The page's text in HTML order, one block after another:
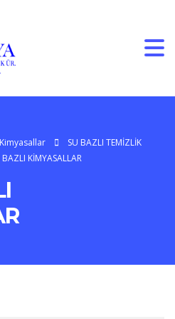
SU BAZLI TEMİZLİK
KİMYASALLAR